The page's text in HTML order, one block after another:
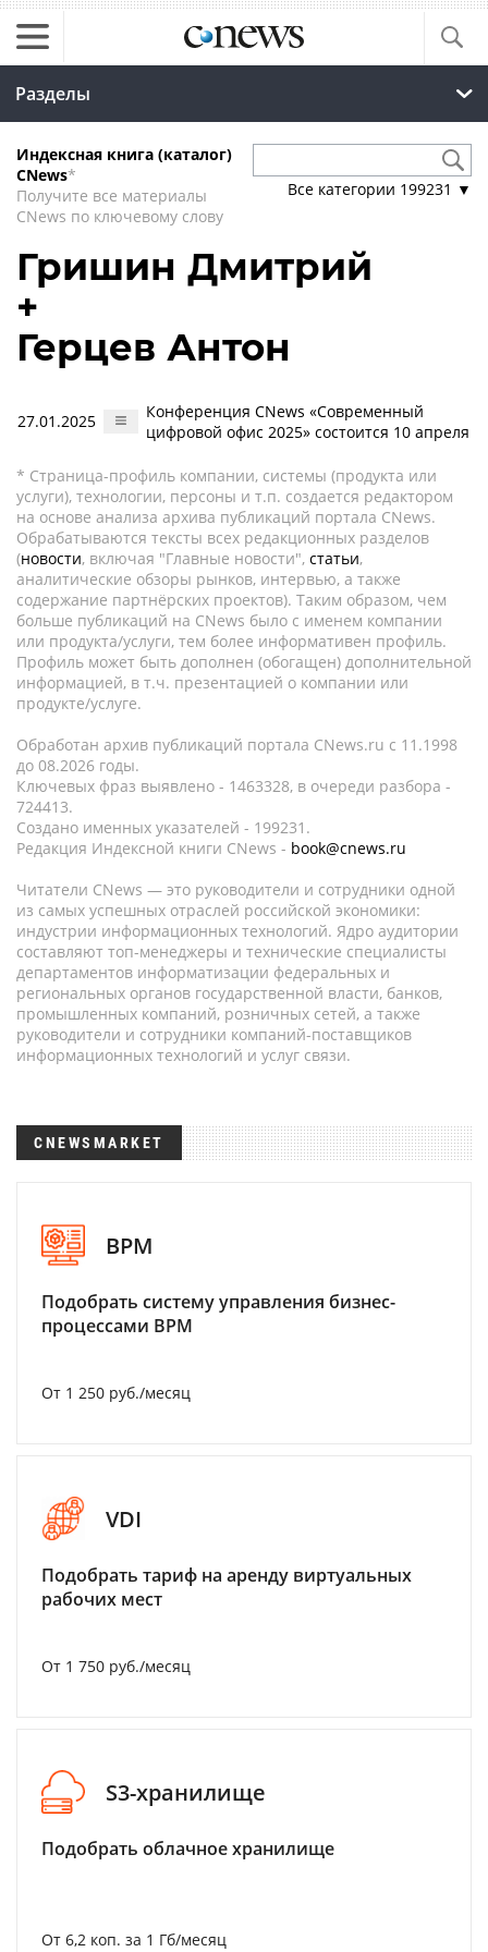
Разделы
Индексная книга (каталог)
CNews*
Получите все материалы
CNews по ключевому слову
Все категории 199231 ▼
Гришин Дмитрий
+
Герцев Антон
27.01.2025
Конференция CNews «Современный
цифровой офис 2025» состоится 10 апреля
* Страница-профиль компании, системы (продукта или
услуги), технологии, персоны и т.п. создается редактором
на основе анализа архива публикаций портала CNews.
Обрабатываются тексты всех редакционных разделов
(новости, включая "Главные новости", статьи,
аналитические обзоры рынков, интервью, а также
содержание партнёрских проектов). Таким образом, чем
больше публикаций на CNews было с именем компании
или продукта/услуги, тем более информативен профиль.
Профиль может быть дополнен (обогащен) дополнительной
информацией, в т.ч. презентацией о компании или
продукте/услуге.
Обработан архив публикаций портала CNews.ru c 11.1998
до 08.2026 годы.
Ключевых фраз выявлено - 1463328, в очереди разбора -
724413.
Создано именных указателей - 199231.
Редакция Индексной книги CNews - book@cnews.ru
Читатели CNews — это руководители и сотрудники одной
из самых успешных отраслей российской экономики:
индустрии информационных технологий. Ядро аудитории
составляют топ-менеджеры и технические специалисты
департаментов информатизации федеральных и
региональных органов государственной власти, банков,
промышленных компаний, розничных сетей, а также
руководители и сотрудники компаний-поставщиков
информационных технологий и услуг связи.
CNEWSMARKET
BPM
Подобрать систему управления бизнес-
процессами BPM
От 1 250 руб./месяц
VDI
Подобрать тариф на аренду виртуальных
рабочих мест
От 1 750 руб./месяц
S3-хранилище
Подобрать облачное хранилище
От 6,2 коп. за 1 Гб/месяц